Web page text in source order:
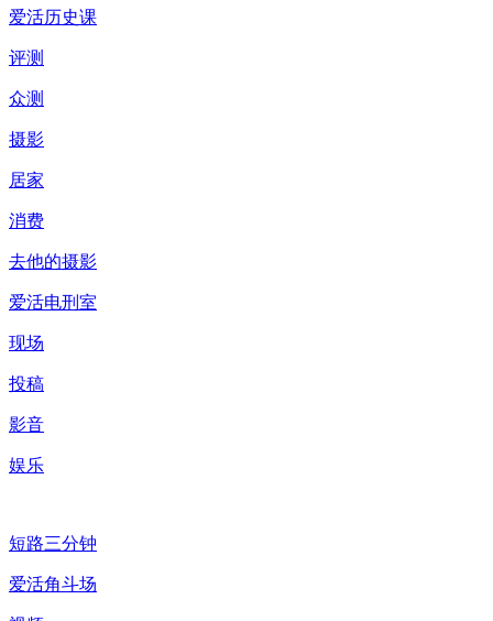
爱活历史课
评测
众测
摄影
居家
消费
去他的摄影
爱活电刑室
现场
投稿
影音
娱乐
短路三分钟
爱活角斗场